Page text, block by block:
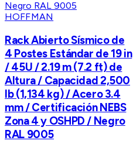
HOFFMAN
Rack Abierto Sísmico de
4 Postes Estándar de 19 in
/ 45U / 2.19 m (7.2 ft) de
Altura / Capacidad 2,500
lb (1,134 kg) / Acero 3.4
mm / Certificación NEBS
Zona 4 y OSHPD / Negro
RAL 9005